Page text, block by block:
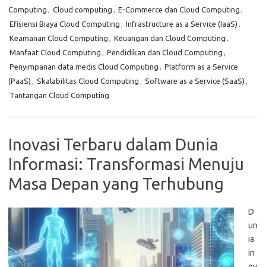
Computing , Cloud computing , E-Commerce dan Cloud Computing ,
Efisiensi Biaya Cloud Computing , Infrastructure as a Service (IaaS) ,
Keamanan Cloud Computing , Keuangan dan Cloud Computing ,
Manfaat Cloud Computing , Pendidikan dan Cloud Computing ,
Penyimpanan data medis Cloud Computing , Platform as a Service
(PaaS) , Skalabilitas Cloud Computing , Software as a Service (SaaS) ,
Tantangan Cloud Computing
Inovasi Terbaru dalam Dunia
Informasi: Transformasi Menuju
Masa Depan yang Terhubung
D
un
ia
in